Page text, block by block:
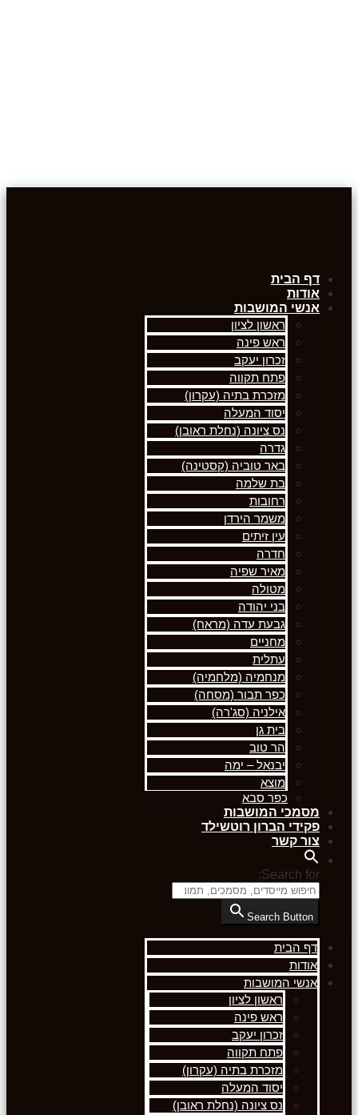
דף הבית
אודות
אנשי המושבות
ראשון לציון
ראש פינה
זכרון יעקב
פתח תקווה
מזכרת בתיה (עקרון)
יסוד המעלה
נס ציונה (נחלת ראובן)
גדרה
באר טוביה (קסטינה)
בת שלמה
רחובות
משמר הירדן
עין זיתים
חדרה
מאיר שפיה
מטולה
בני יהודה
גבעת עדה (מראח)
מחניים
עתלית
מנחמיה (מלחמיה)
כפר תבור (מסחה)
אילניה (סג'רה)
בית גן
הר טוב
יבנאל – ימה
מוצא
כפר סבא
מסמכי המושבות
פקידי הברון רוטשילד
צור קשר
Search for:
Search Button
דף הבית
אודות
אנשי המושבות
ראשון לציון
ראש פינה
זכרון יעקב
פתח תקווה
מזכרת בתיה (עקרון)
יסוד המעלה
נס ציונה (נחלת ראובן)